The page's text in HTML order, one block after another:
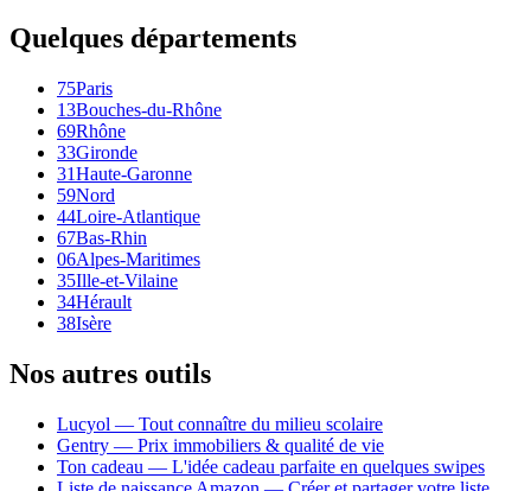
Quelques départements
75Paris
13Bouches-du-Rhône
69Rhône
33Gironde
31Haute-Garonne
59Nord
44Loire-Atlantique
67Bas-Rhin
06Alpes-Maritimes
35Ille-et-Vilaine
34Hérault
38Isère
Nos autres outils
Lucyol — Tout connaître du milieu scolaire
Gentry — Prix immobiliers & qualité de vie
Ton cadeau — L'idée cadeau parfaite en quelques swipes